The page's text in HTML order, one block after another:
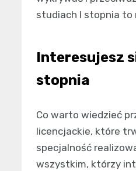
studiach I stopnia to
Interesujesz
stopnia
Co warto wiedzieć
licencjackie, które
specjalność
wszystkim, którzy